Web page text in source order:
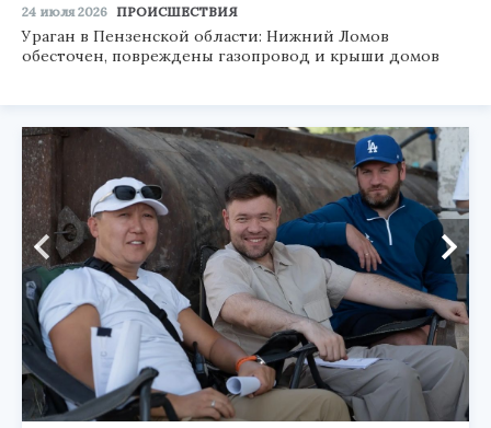
24 июля 2026 ПРОИСШЕСТВИЯ
Ураган в Пензенской области: Нижний Ломов
обесточен, повреждены газопровод и крыши домов